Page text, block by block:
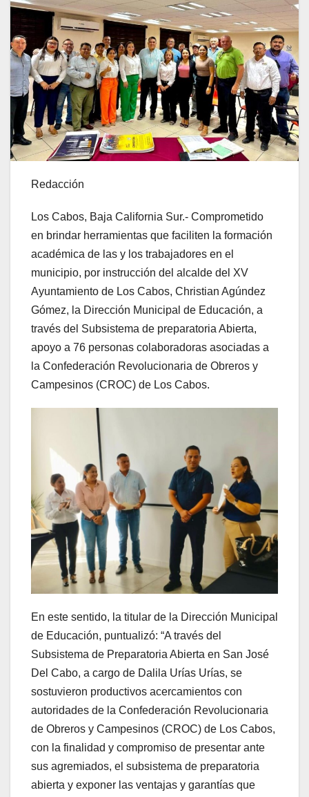
Redacción
Los Cabos, Baja California Sur.- Comprometido
en brindar herramientas que faciliten la formación
académica de las y los trabajadores en el
municipio, por instrucción del alcalde del XV
Ayuntamiento de Los Cabos, Christian Agúndez
Gómez, la Dirección Municipal de Educación, a
través del Subsistema de preparatoria Abierta,
apoyo a 76 personas colaboradoras asociadas a
la Confederación Revolucionaria de Obreros y
Campesinos (CROC) de Los Cabos.
En este sentido, la titular de la Dirección Municipal
de Educación, puntualizó: “A través del
Subsistema de Preparatoria Abierta en San José
Del Cabo, a cargo de Dalila Urías Urías, se
sostuvieron productivos acercamientos con
autoridades de la Confederación Revolucionaria
de Obreros y Campesinos (CROC) de Los Cabos,
con la finalidad y compromiso de presentar ante
sus agremiados, el subsistema de preparatoria
abierta y exponer las ventajas y garantías que